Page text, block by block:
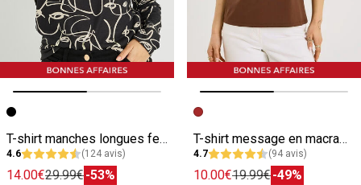
Image précédente
Image suivante
T-shirt manches longues femme
4.6 (124 avis)
14.00€29.99€-53%
Image précédente
Image suivante
T-shirt message en macramé femme
4.7 (94 avis)
10.00€19.99€-49%